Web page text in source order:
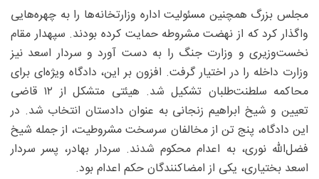
مجلس بزرگ همچنین مسئولیت اداره وزارتخانه‌ها را به چهره‌هایی
واگذار کرد که از نهضت مشروطه حمایت کرده بودند. سپهدار مقام
نخست‌وزیری و وزارت جنگ را به دست آورد و سردار اسعد نیز
وزارت داخله را در اختیار گرفت. افزون بر این، دادگاه ویژه‌ای برای
محاکمه سلطنت‌طلبان تشکیل شد. هیئتی متشکل از ۱۲ قاضی
تعیین و شیخ ابراهیم زنجانی به عنوان دادستان انتخاب شد. در
این دادگاه، پنج تن از مخالفان سرسخت مشروطیت، از جمله شیخ
فضل‌الله نوری، به اعدام محکوم شدند. سردار بهادر، پسر سردار
اسعد بختیاری، یکی از امضاکنندگان حکم اعدام بود.